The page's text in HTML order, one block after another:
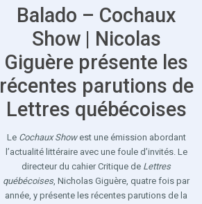
Balado – Cochaux
Show | Nicolas
Giguère présente les
récentes parutions de
Lettres québécoises
Le Cochaux Show est une émission abordant
l’actualité littéraire avec une foule d’invités. Le
directeur du cahier Critique de Lettres
québécoises, Nicholas Giguère, quatre fois par
année, y présente les récentes parutions de la